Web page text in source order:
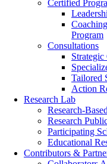
Certified
Program
Consultations
Tailored
Action
Research Lab
Research-
Research
Participating
Educational
Contributors &